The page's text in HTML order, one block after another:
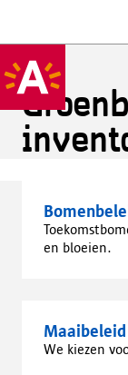
en bloeien.
Maaibeleid
We kiezen